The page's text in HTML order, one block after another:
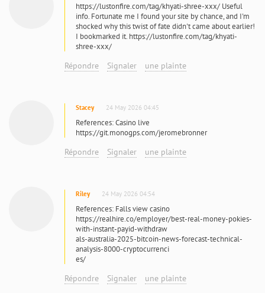
https://lustonfire.com/tag/khyati-shree-xxx/ Useful
info. Fortunate me I found your site by chance, and I'm
shocked why this twist of fate didn't came about earlier!
I bookmarked it. https://lustonfire.com/tag/khyati-
shree-xxx/
Répondre Signaler une plainte
Stacey 24 May 2026 04:45
References: Casino live
https://git.monogps.com/jeromebronner
Répondre Signaler une plainte
Riley 24 May 2026 04:54
References: Falls view casino
https://realhire.co/employer/best-real-money-pokies-
with-instant-payid-withdraw
als-australia-2025-bitcoin-news-forecast-technical-
analysis-8000-cryptocurrenci
es/
Répondre Signaler une plainte